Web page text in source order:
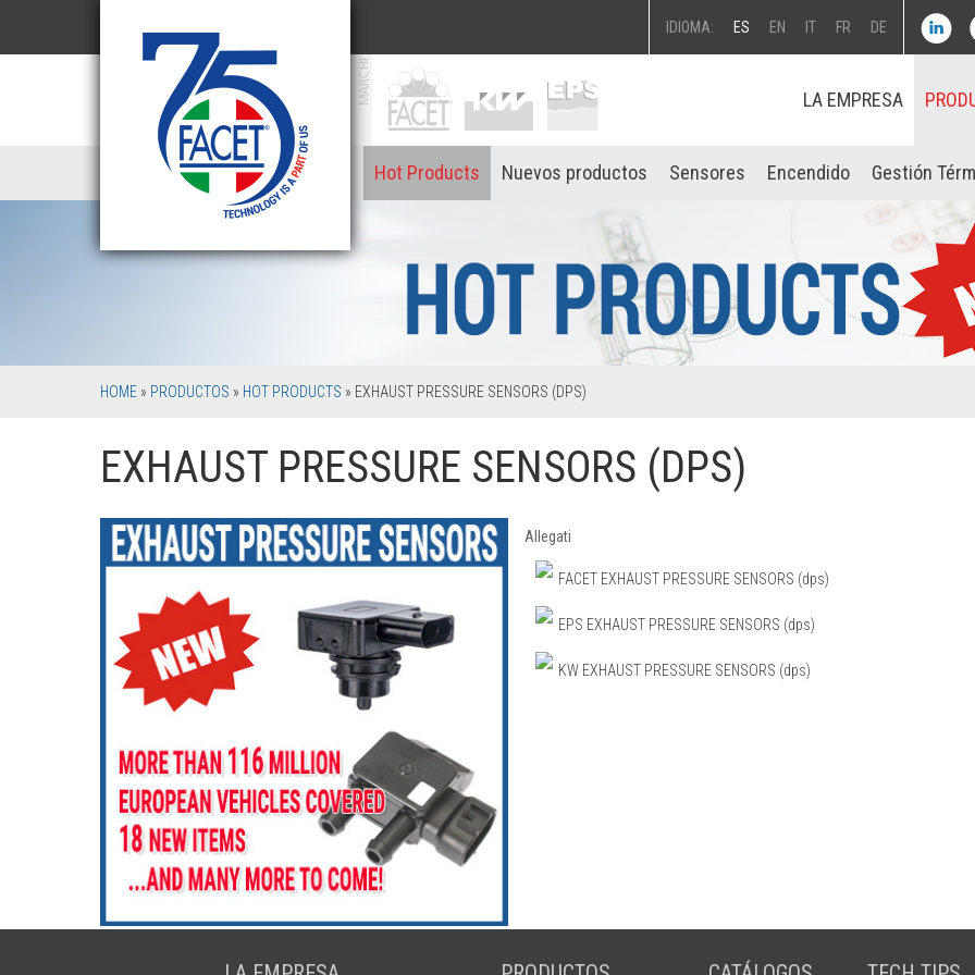
IDIOMA: ES EN IT FR DE
LA EMPRESA
Hot Products Nuevos productos Sensores Encendido Gestión
HOME » PRODUCTOS » HOT PRODUCTS » EXHAUST PRESSURE SENSORS (DPS)
EXHAUST PRESSURE SENSORS (DPS)
Allegati
FACET EXHAUST PRESSURE SENSORS (dps)
EPS EXHAUST PRESSURE SENSORS (dps)
KW EXHAUST PRESSURE SENSORS (dps)